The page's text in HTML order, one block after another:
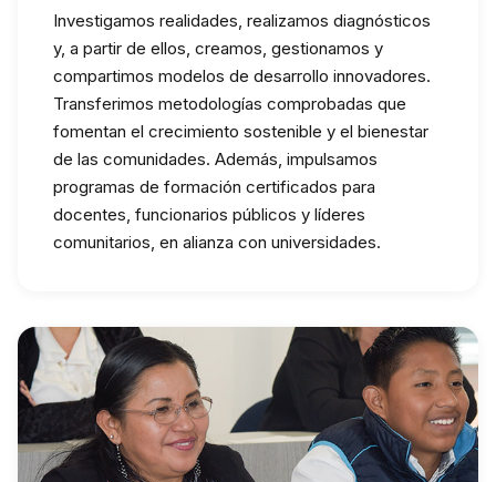
Investigamos realidades, realizamos diagnósticos
y, a partir de ellos, creamos, gestionamos y
compartimos modelos de desarrollo innovadores.
Transferimos metodologías comprobadas que
fomentan el crecimiento sostenible y el bienestar
de las comunidades. Además, impulsamos
programas de formación certificados para
docentes, funcionarios públicos y líderes
comunitarios, en alianza con universidades.